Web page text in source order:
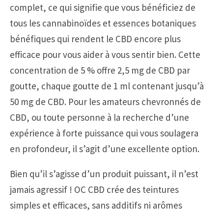
complet, ce qui signifie que vous bénéficiez de
tous les cannabinoïdes et essences botaniques
bénéfiques qui rendent le CBD encore plus
efficace pour vous aider à vous sentir bien. Cette
concentration de 5 % offre 2,5 mg de CBD par
goutte, chaque goutte de 1 ml contenant jusqu’à
50 mg de CBD. Pour les amateurs chevronnés de
CBD, ou toute personne à la recherche d’une
expérience à forte puissance qui vous soulagera
en profondeur, il s’agit d’une excellente option.
Bien qu’il s’agisse d’un produit puissant, il n’est
jamais agressif ! OC CBD crée des teintures
simples et efficaces, sans additifs ni arômes